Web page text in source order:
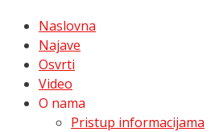
Naslovna
Najave
Osvrti
Video
O nama
Pristup informacijama